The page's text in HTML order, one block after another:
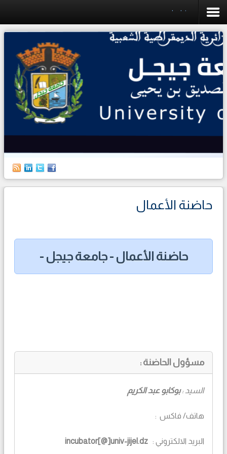
الرئيسية
الجامعة
الكليات
البيداغوجيا
البحث العلمي
التخطيط
العلاقات الخارجية
Incubator
حاضنة الأعمال
حاضنة الأعمال - جامعة جيجل -
مسؤول الحاضنة :
السيد :بوكابو عبد الكريم
هاتف/ فاكس :
البريد الالكتروني : incubator[@]univ-jijel.dz